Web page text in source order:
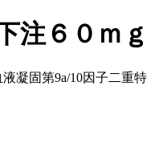
注６０ｍｇ
凝固第9a/10因子二重特